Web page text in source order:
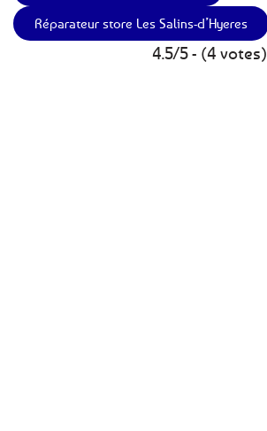
Réparateur store Les Salins-d’Hyeres
4.5/5 - (4 votes)